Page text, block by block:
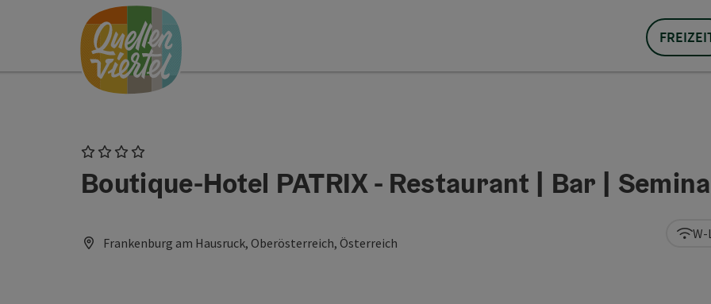
Zum InhaltAccesskey
[0]
Zur NavigationAccesskey
Zum Seitenanfang Accesskey
Boutique-Hotel PATRIX - Restaurant | Bar |
Frankenburg am Hausruck, Oberösterreich, Österreich
W-